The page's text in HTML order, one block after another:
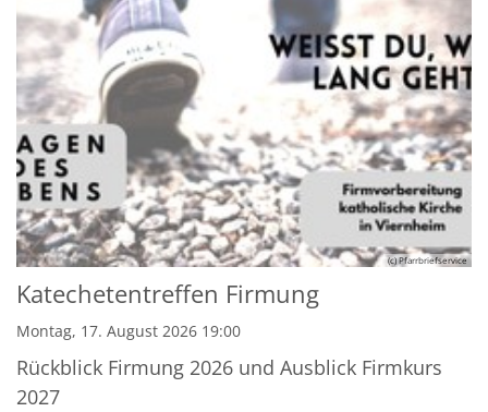
(c) Pfarrbriefservice
Katechetentreffen Firmung
Montag, 17. August 2026 19:00
Rückblick Firmung 2026 und Ausblick Firmkurs
2027